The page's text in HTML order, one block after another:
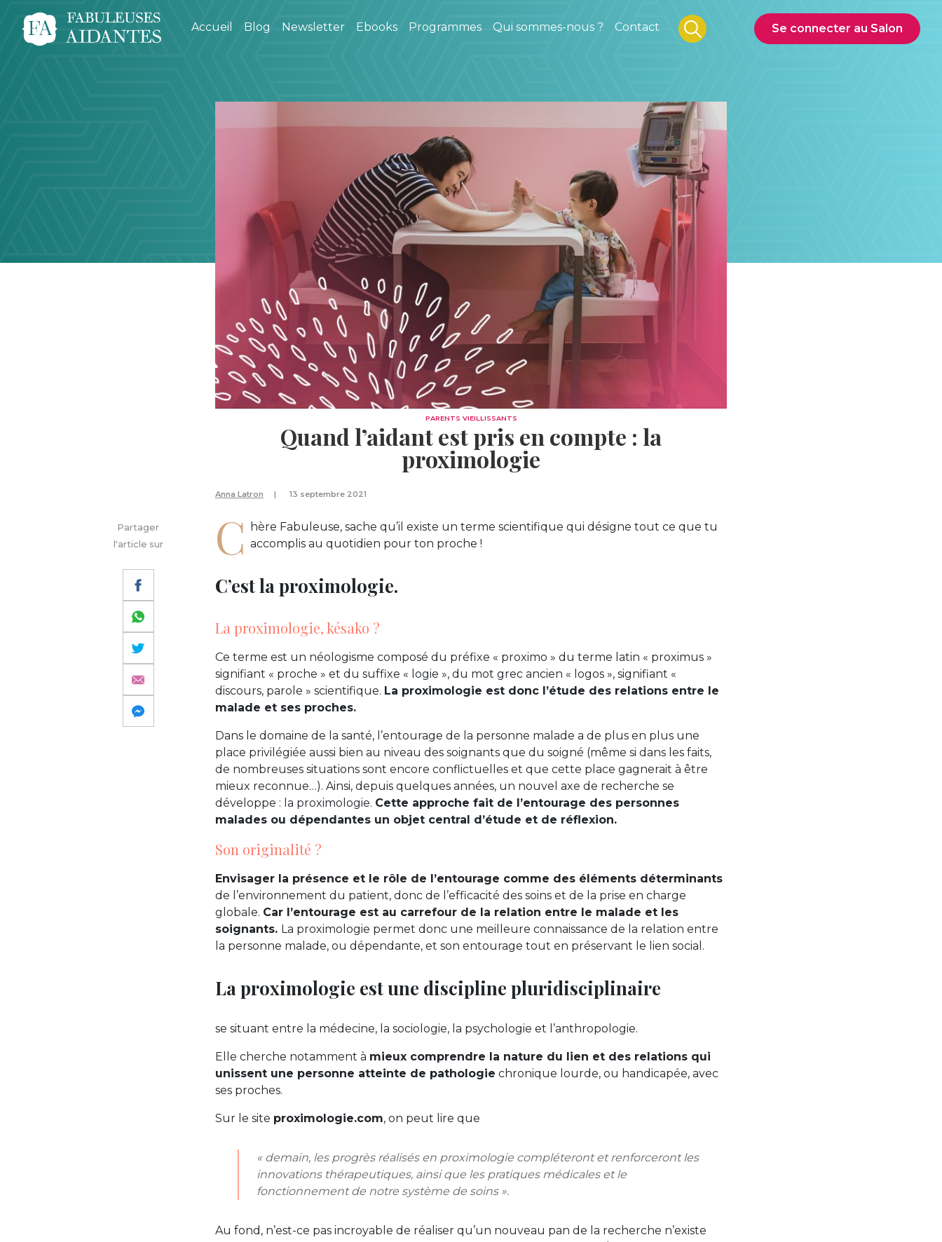
Accueil Blog Newsletter Ebooks Programmes Qui sommes-nous ? Contact Se connecter au Salon
PARENTS VIEILLISSANTS
Quand l’aidant est pris en compte : la
proximologie
Anna Latron 13 septembre 2021
Partager
l'article sur
C
hère Fabuleuse, sache qu’il existe un terme scientifique qui désigne tout ce que tu
accomplis au quotidien pour ton proche !
C’est la proximologie.
La proximologie, késako ?
Ce terme est un néologisme composé du préfixe « proximo » du terme latin « proximus »
signifiant « proche » et du suffixe « logie », du mot grec ancien « logos », signifiant «
discours, parole » scientifique. La proximologie est donc l’étude des relations entre le
malade et ses proches.
Dans le domaine de la santé, l’entourage de la personne malade a de plus en plus une
place privilégiée aussi bien au niveau des soignants que du soigné (même si dans les faits,
de nombreuses situations sont encore conflictuelles et que cette place gagnerait à être
mieux reconnue…). Ainsi, depuis quelques années, un nouvel axe de recherche se
développe : la proximologie. Cette approche fait de l’entourage des personnes
malades ou dépendantes un objet central d’étude et de réflexion.
Son originalité ?
Envisager la présence et le rôle de l’entourage comme des éléments déterminants
de l’environnement du patient, donc de l’efficacité des soins et de la prise en charge
globale. Car l’entourage est au carrefour de la relation entre le malade et les
soignants. La proximologie permet donc une meilleure connaissance de la relation entre
la personne malade, ou dépendante, et son entourage tout en préservant le lien social.
La proximologie est une discipline pluridisciplinaire
se situant entre la médecine, la sociologie, la psychologie et l’anthropologie.
Elle cherche notamment à mieux comprendre la nature du lien et des relations qui
unissent une personne atteinte de pathologie chronique lourde, ou handicapée, avec
ses proches.
Sur le site proximologie.com, on peut lire que
« demain, les progrès réalisés en proximologie compléteront et renforceront les
innovations thérapeutiques, ainsi que les pratiques médicales et le
fonctionnement de notre système de soins ».
Au fond, n’est-ce pas incroyable de réaliser qu’un nouveau pan de la recherche n’existe